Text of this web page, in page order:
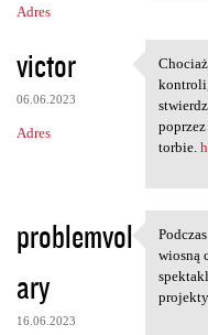
Adres
victor
06.06.2023
Adres
torbie.
problemvol
ary
16.06.2023
wiosną